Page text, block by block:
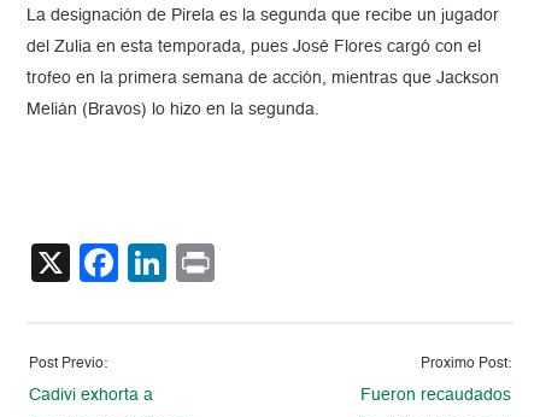
La designación de Pirela es la segunda que recibe un jugador
del Zulia en esta temporada, pues José Flores cargó con el
trofeo en la primera semana de acción, mientras que Jackson
Melián (Bravos) lo hizo en la segunda.
X Facebook
LinkedIn
Post Previo:
Cadivi exhorta a
Proximo Post:
Fueron recaudados